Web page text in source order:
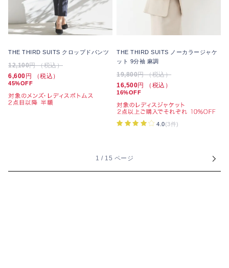
THE THIRD SUITS クロップドパンツ
12,100円 （税込）
6,600 円 （税込）
45%OFF
THE THIRD SUITS ノーカラージャケ
ット 9分袖 麻調
19,800円 （税込）
16,500円 （税込）
16%OFF
4.0(3件)
1 / 15 ページ